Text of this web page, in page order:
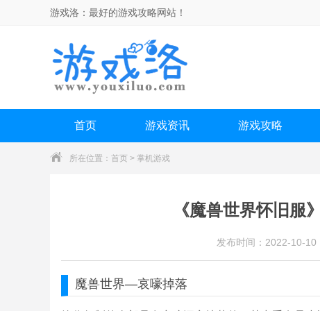
游戏洛： 最好的游戏攻略网站！
首页 游戏资讯 游戏攻略
所在位置： 首页 > 掌机游戏
《魔兽世界怀旧服
发布时间：2022-10-10
魔兽世界—哀嚎掉落